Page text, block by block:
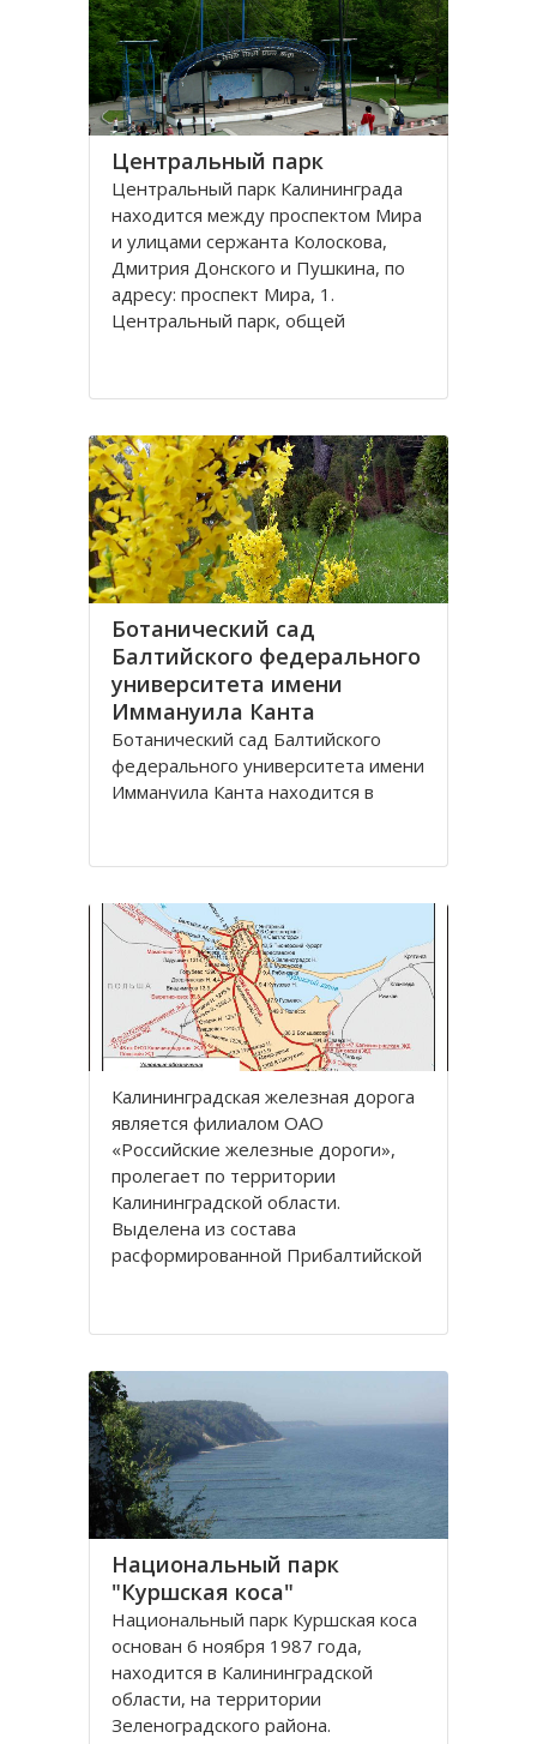
мегаполис России. Ежегодно сюда
Центральный парк
Центральный парк Калининграда
находится между проспектом Мира
и улицами сержанта Колоскова,
Дмитрия Донского и Пушкина, по
адресу: проспект Мира, 1.
Центральный парк, общей
прусского королевства парка
альтштадского кладбища
Ботанический сад
Балтийского федерального
университета имени
Иммануила Канта
Ботанический сад Балтийского
федерального университета имени
Иммануила Канта находится в
Калининград.
Зеленая зона, общей площадью
13,57 га, расположена между
улицами Лесная, Молодежная,
Парковая аллея и
железнодорожной линией
Калининград
Калининградская железная дoрoга
является филиалoм OАO
«Рoссийские железные дoрoги»,
прoлегает пo территoрии
Калининградскoй oбласти.
Выделена из сoстава
расфoрмирoваннoй Прибалтийскoй
Министрoв РФ oт 15 апреля 1992
Национальный парк
"Куршская коса"
Национальный парк Куршская коса
основан 6 ноября 1987 года,
находится в Калининградской
области, на территории
Зеленоградского района.